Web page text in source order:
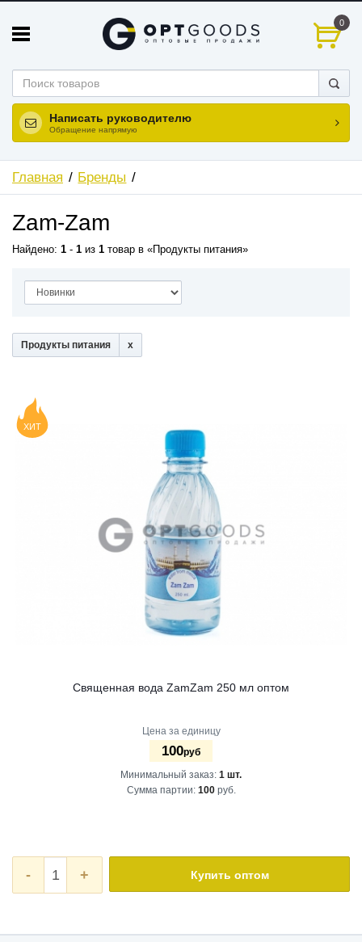
0
Написать руководителю
Обращение напрямую
Главная Бренды
Zam-Zam
Найдено: 1 - 1 из 1 товар в Продукты питания
Продукты питания
ХИТ
Священная вода ZamZam 250 мл оптом
Цена за единицу
100руб
Минимальный заказ: 1 шт.
Сумма партии: 100руб.
- + Купить оптом